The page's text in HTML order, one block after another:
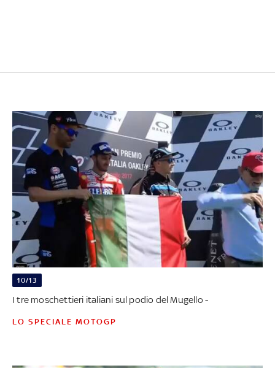
10/13
I tre moschettieri italiani sul podio del Mugello -
LO SPECIALE MOTOGP